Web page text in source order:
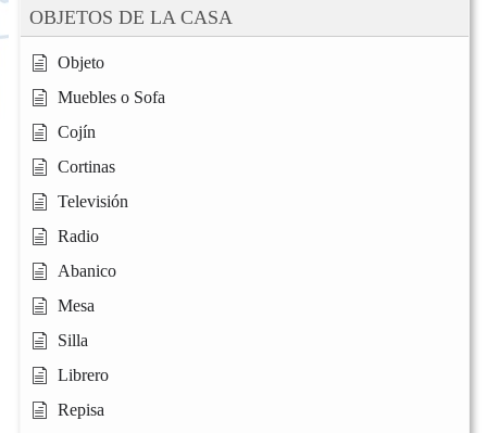
OBJETOS DE LA CASA
Objeto
Muebles o Sofa
Cojín
Cortinas
Televisión
Radio
Abanico
Mesa
Silla
Librero
Repisa